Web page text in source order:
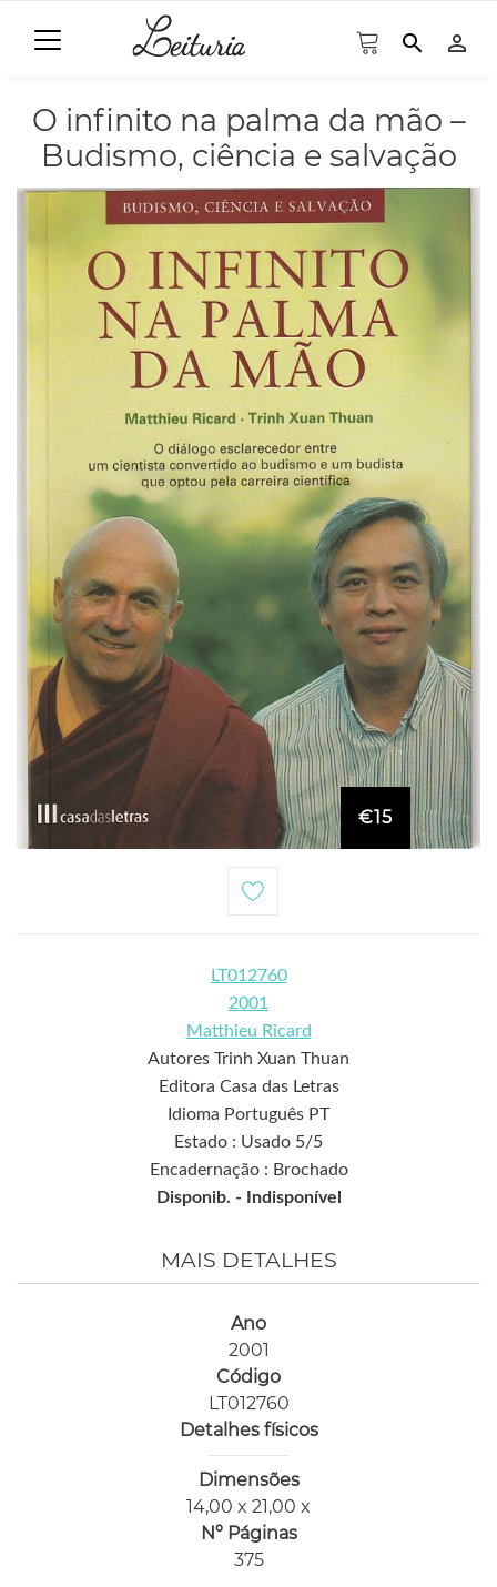
search person_outline
O infinito na palma da mão –
Budismo, ciência e salvação
€15
LT012760
2001
Matthieu Ricard
Autores Trinh Xuan Thuan
Editora Casa das Letras
Idioma Português PT
Estado : Usado 5/5
Encadernação : Brochado
Disponib. -
Indisponível
MAIS DETALHES
Ano
2001
Código
LT012760
Detalhes físicos
Dimensões
14,00 x 21,00 x
Nº Páginas
375